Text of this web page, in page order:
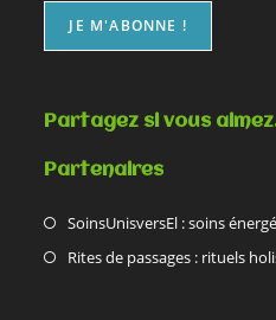
Partagez si vous
Partenaires
SoinsUnisversEl : soins
Rites de passages : rituels